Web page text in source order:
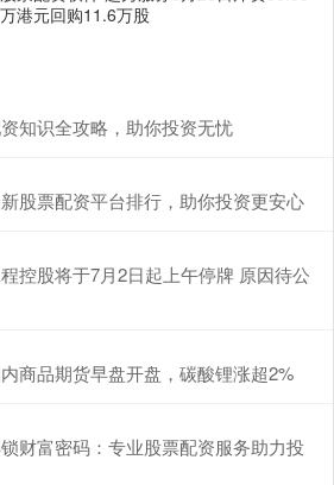
万港元回购11.6万股
知识全攻略，助你投资无忧
股票配资平台排行，助你投资更安心
控股将于7月2日起上午停牌 原因待公
商品期货早盘开盘，碳酸锂涨超2%
财富密码：专业股票配资服务助力投